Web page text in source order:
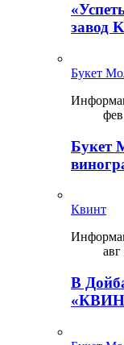
завод
Букет
Букет
Квинт
В